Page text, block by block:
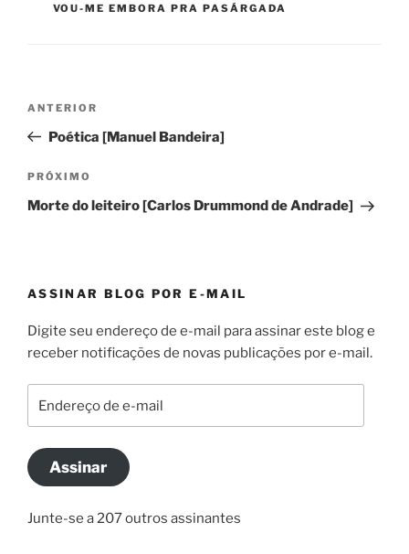
VOU-ME EMBORA PRA PASÁRGADA
Post
Post
anterior
ANTERIOR
Poética [Manuel Bandeira]
Próximo
post
PRÓXIMO
Morte do leiteiro [Carlos Drummond de Andrade]
ASSINAR BLOG POR E-MAIL
Digite seu endereço de e-mail para assinar este blog e
receber notificações de novas publicações por e-mail.
de
mailAssinar
Junte-se a 207 outros assinantes